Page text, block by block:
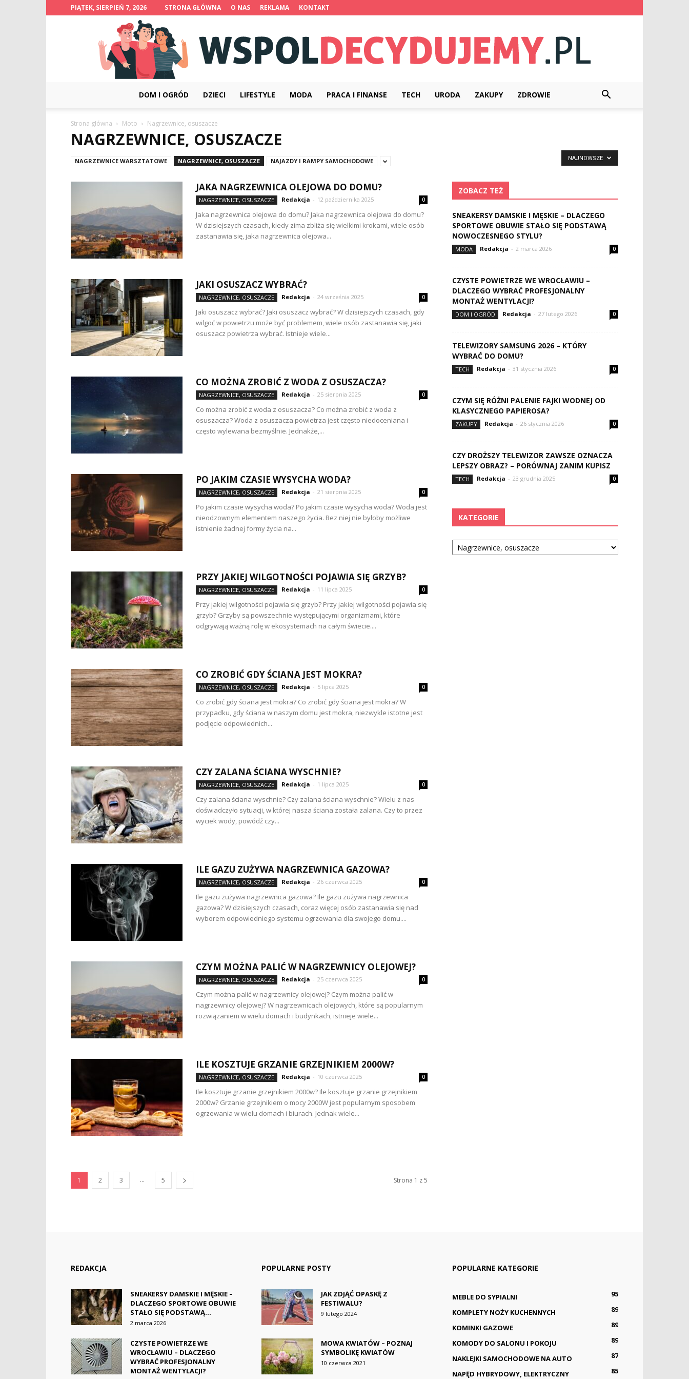
PIĄTEK, SIERPIEŃ 7, 2026 STRONA GŁÓWNA O NAS REKLAMA KONTAKT
DOM I OGRÓD DZIECI LIFESTYLE MODA PRACA I FINANSE TECH URODA ZAKUPY ZDROWIE
Strona główna Moto Nagrzewnice, osuszacze
NAGRZEWNICE, OSUSZACZE
NAGRZEWNICE WARSZTATOWE NAGRZEWNICE, OSUSZACZE NAJAZDY I RAMPY SAMOCHODOWE NAJNOWSZE
JAKA NAGRZEWNICA OLEJOWA DO DOMU?
NAGRZEWNICE, OSUSZACZE Redakcja - 12 października 2025 0
Jaka nagrzewnica olejowa do domu? Jaka nagrzewnica olejowa do domu?
W dzisiejszych czasach, kiedy zima zbliża się wielkimi krokami, wiele osób
zastanawia się, jaka nagrzewnica olejowa...
JAKI OSUSZACZ WYBRAĆ?
NAGRZEWNICE, OSUSZACZE Redakcja - 24 września 2025 0
Jaki osuszacz wybrać? Jaki osuszacz wybrać? W dzisiejszych czasach, gdy
wilgoć w powietrzu może być problemem, wiele osób zastanawia się, jaki
osuszacz powietrza wybrać. Istnieje wiele...
CO MOŻNA ZROBIĆ Z WODA Z OSUSZACZA?
NAGRZEWNICE, OSUSZACZE Redakcja - 25 sierpnia 2025 0
Co można zrobić z woda z osuszacza? Co można zrobić z woda z
osuszacza? Woda z osuszacza powietrza jest często niedoceniana i
często wylewana bezmyślnie. Jednakże,...
PO JAKIM CZASIE WYSYCHA WODA?
NAGRZEWNICE, OSUSZACZE Redakcja - 21 sierpnia 2025 0
Po jakim czasie wysycha woda? Po jakim czasie wysycha woda? Woda jest
nieodzownym elementem naszego życia. Bez niej nie byłoby możliwe
istnienie żadnej formy życia na...
PRZY JAKIEJ WILGOTNOŚCI POJAWIA SIĘ GRZYB?
NAGRZEWNICE, OSUSZACZE Redakcja - 11 lipca 2025 0
Przy jakiej wilgotności pojawia się grzyb? Przy jakiej wilgotności pojawia się
grzyb? Grzyby są powszechnie występującymi organizmami, które
odgrywają ważną rolę w ekosystemach na całym świecie....
CO ZROBIĆ GDY ŚCIANA JEST MOKRA?
NAGRZEWNICE, OSUSZACZE Redakcja - 5 lipca 2025 0
Co zrobić gdy ściana jest mokra? Co zrobić gdy ściana jest mokra? W
przypadku, gdy ściana w naszym domu jest mokra, niezwykle istotne jest
podjęcie odpowiednich...
CZY ZALANA ŚCIANA WYSCHNIE?
NAGRZEWNICE, OSUSZACZE Redakcja - 1 lipca 2025 0
Czy zalana ściana wyschnie? Czy zalana ściana wyschnie? Wielu z nas
doświadczyło sytuacji, w której nasza ściana została zalana. Czy to przez
wyciek wody, powódź czy...
ILE GAZU ZUŻYWA NAGRZEWNICA GAZOWA?
NAGRZEWNICE, OSUSZACZE Redakcja - 26 czerwca 2025 0
Ile gazu zużywa nagrzewnica gazowa? Ile gazu zużywa nagrzewnica
gazowa? W dzisiejszych czasach, coraz więcej osób zastanawia się nad
wyborem odpowiedniego systemu ogrzewania dla swojego domu....
CZYM MOŻNA PALIĆ W NAGRZEWNICY OLEJOWEJ?
NAGRZEWNICE, OSUSZACZE Redakcja - 25 czerwca 2025 0
Czym można palić w nagrzewnicy olejowej? Czym można palić w
nagrzewnicy olejowej? W nagrzewnicach olejowych, które są popularnym
rozwiązaniem w wielu domach i budynkach, istnieje wiele...
ILE KOSZTUJE GRZANIE GRZEJNIKIEM 2000W?
NAGRZEWNICE, OSUSZACZE Redakcja - 10 czerwca 2025 0
Ile kosztuje grzanie grzejnikiem 2000w? Ile kosztuje grzanie grzejnikiem
2000w? Grzanie grzejnikiem o mocy 2000W jest popularnym sposobem
ogrzewania w wielu domach i biurach. Jednak wiele...
1 2 3 ... 5 Strona 1 z 5
ZOBACZ TEŻ
SNEAKERSY DAMSKIE I MĘSKIE – DLACZEGO
SPORTOWE OBUWIE STAŁO SIĘ PODSTAWĄ
NOWOCZESNEGO STYLU?
MODA Redakcja - 2 marca 2026 0
CZYSTE POWIETRZE WE WROCŁAWIU –
DLACZEGO WYBRAĆ PROFESJONALNY
MONTAŻ WENTYLACJI?
DOM I OGRÓD Redakcja - 27 lutego 2026 0
TELEWIZORY SAMSUNG 2026 – KTÓRY
WYBRAĆ DO DOMU?
TECH Redakcja - 31 stycznia 2026 0
CZYM SIĘ RÓŻNI PALENIE FAJKI WODNEJ OD
KLASYCZNEGO PAPIEROSA?
ZAKUPY Redakcja - 26 stycznia 2026 0
CZY DROŻSZY TELEWIZOR ZAWSZE OZNACZA
LEPSZY OBRAZ? – PORÓWNAJ ZANIM KUPISZ
TECH Redakcja - 23 grudnia 2025 0
KATEGORIE
Kategorie
REDAKCJA
SNEAKERSY DAMSKIE I MĘSKIE –
DLACZEGO SPORTOWE OBUWIE
STAŁO SIĘ PODSTAWĄ...
2 marca 2026
CZYSTE POWIETRZE WE
WROCŁAWIU – DLACZEGO
WYBRAĆ PROFESJONALNY
MONTAŻ WENTYLACJI?
POPULARNE POSTY
JAK ZDJĄĆ OPASKĘ Z
FESTIWALU?
9 lutego 2024
MOWA KWIATÓW – POZNAJ
SYMBOLIKĘ KWIATÓW
10 czerwca 2021
POPULARNE KATEGORIE
MEBLE DO SYPIALNI
95
KOMPLETY NOŻY KUCHENNYCH
89
KOMINKI GAZOWE
89
KOMODY DO SALONU I POKOJU
89
NAKLEJKI SAMOCHODOWE NA AUTO
87
NAPĘD HYBRYDOWY, ELEKTRYCZNY
85